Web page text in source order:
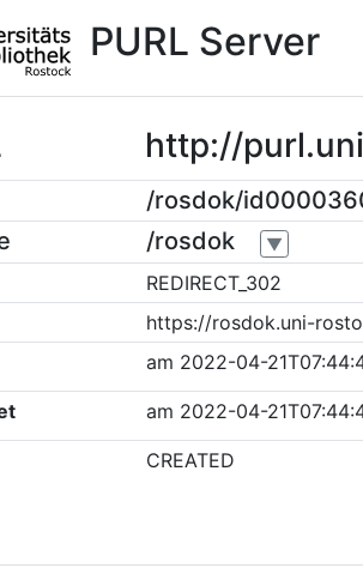
PURL Server
http://
/rosdok/
/rosdok ▼
REDIRECT_302
https://rosdok.uni-
am 2022-04-
am 2022-04-
CREATED